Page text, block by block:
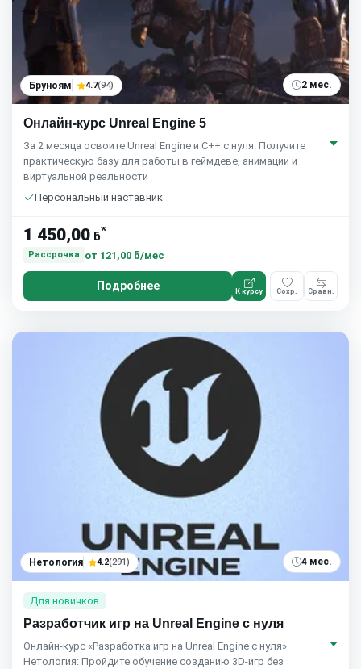
Бруноям 4.7(94) 2 мес.
Онлайн-курс Unreal Engine 5
За 2 месяца освоите Unreal Engine и C++ с нуля. Получите
практическую базу для работы в геймдеве, анимации и
виртуальной реальности
Персональный наставник
1 450,00 ƃ*
Рассрочка от 121,00 ƃ/мес
Подробнее К курсу Сохр. Сравн.
Нетология 4.2(291) 4 мес.
Для новичков
Разработчик игр на Unreal Engine с нуля
Онлайн-курс «Разработка игр на Unreal Engine с нуля» —
Нетология: Пройдите обучение созданию 3D-игр без